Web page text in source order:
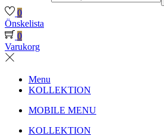
0
Önskelista
0
Varukorg
Menu
KOLLEKTION
MOBILE MENU
KOLLEKTION